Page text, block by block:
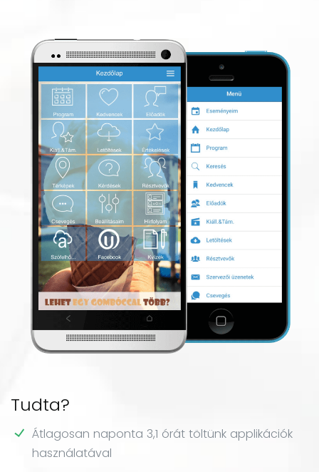
Tudta?
Átlagosan naponta 3,1 órát töltünk applikációk
használatával